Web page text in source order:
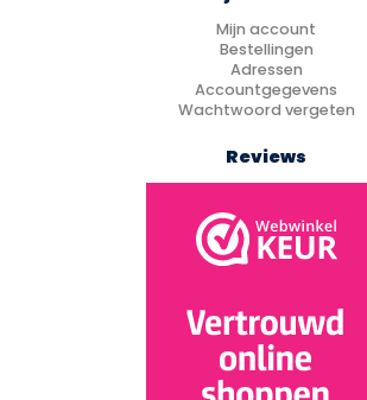
Mijn account
Bestellingen
Adressen
Accountgegevens
Wachtwoord vergeten
Reviews